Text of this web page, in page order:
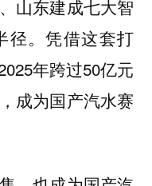
山东建成七大智
径。凭借这套打
年跨过50亿元
成为国产汽水赛